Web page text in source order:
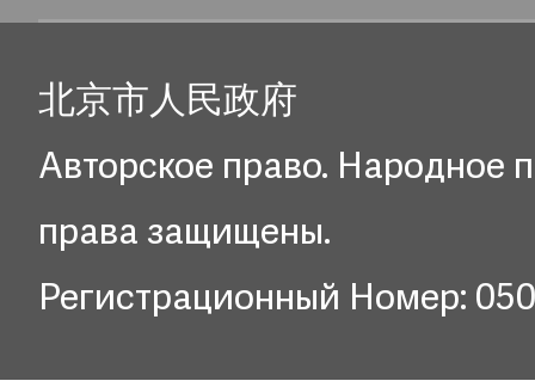
北京市人民政府
Авторское право. Народное
права защищены.
Регистрационный Номер: